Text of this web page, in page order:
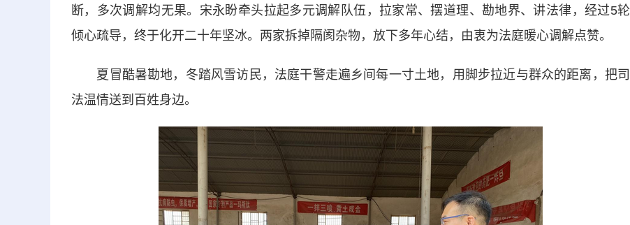
断，多次调解均无果。宋永盼牵头拉起多元调解队伍，拉家常、摆道理、勘地界、讲法律，经过5轮
倾心疏导，终于化开二十年坚冰。两家拆掉隔阂杂物，放下多年心结，由衷为法庭暖心调解点赞。
夏冒酷暑勘地，冬踏风雪访民，法庭干警走遍乡间每一寸土地，用脚步拉近与群众的距离，把司
法温情送到百姓身边。